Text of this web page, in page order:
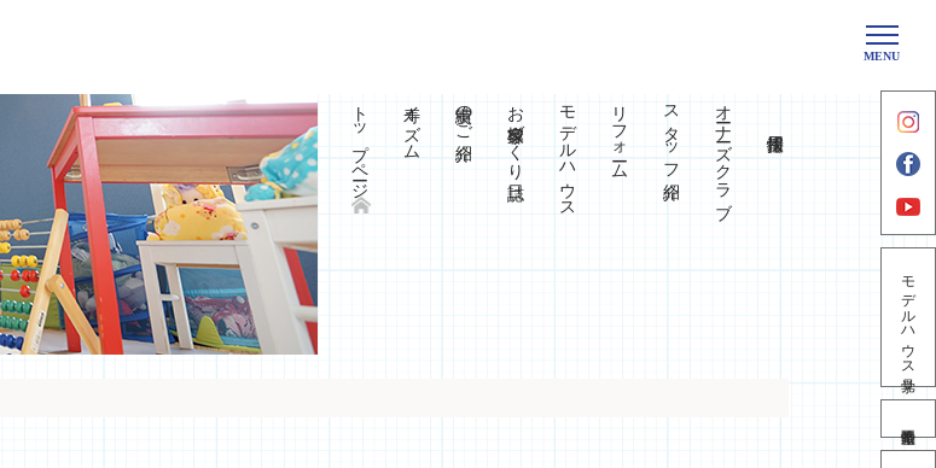
MENU
モデルハウス見学
トップページ 寿イズム 実績のご紹介 お客様家づくり日誌 モデルハウス リフォーム スタッフ紹介 オーナーズクラブ